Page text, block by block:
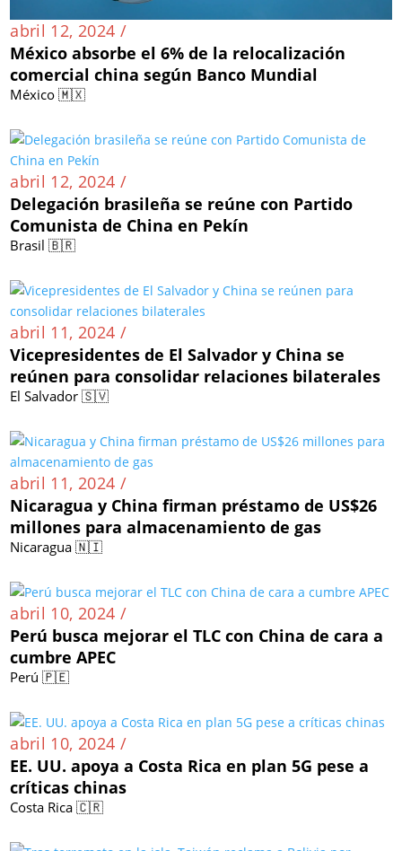
abril 12, 2024 /
México absorbe el 6% de la relocalización
comercial china según Banco Mundial
México 🇲🇽
abril 12, 2024 /
Delegación brasileña se reúne con Partido
Comunista de China en Pekín
Brasil 🇧🇷
abril 11, 2024 /
Vicepresidentes de El Salvador y China se
reúnen para consolidar relaciones bilaterales
El Salvador 🇸🇻
abril 11, 2024 /
Nicaragua y China firman préstamo de US$26
millones para almacenamiento de gas
Nicaragua 🇳🇮
abril 10, 2024 /
Perú busca mejorar el TLC con China de cara a
cumbre APEC
Perú 🇵🇪
abril 10, 2024 /
EE. UU. apoya a Costa Rica en plan 5G pese a
críticas chinas
Costa Rica 🇨🇷